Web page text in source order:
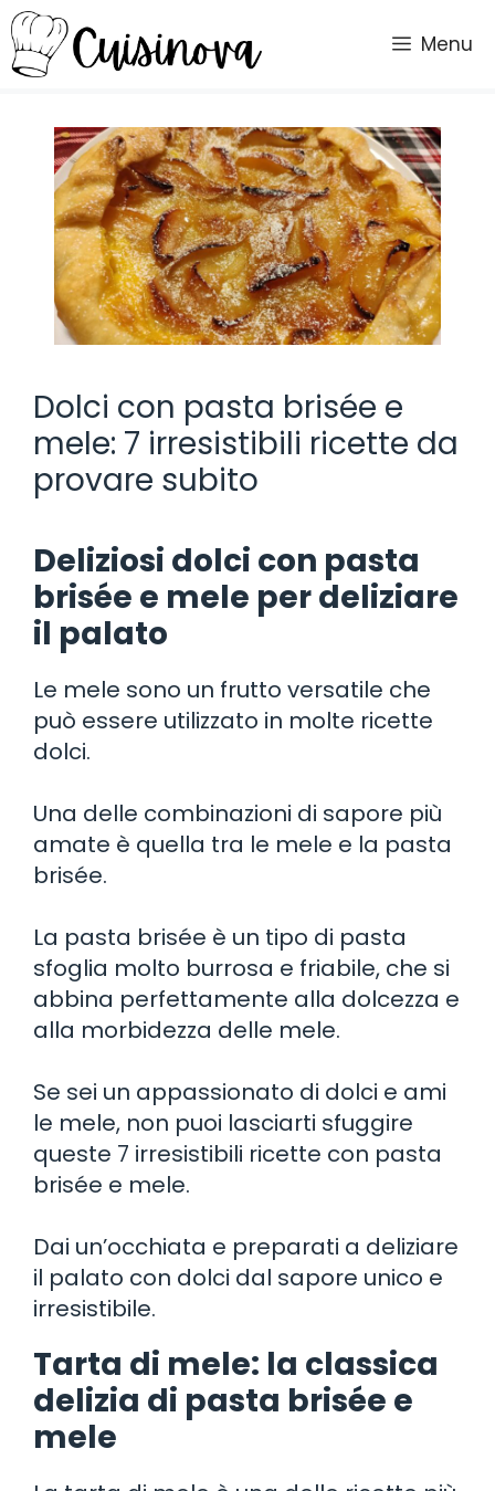
Vai
al
contenuto
Menu
Dolci con pasta brisée e
mele: 7 irresistibili ricette da
provare subito
Deliziosi dolci con pasta
brisée e mele per deliziare
il palato
Le mele sono un frutto versatile che
può essere utilizzato in molte ricette
dolci.
Una delle combinazioni di sapore più
amate è quella tra le mele e la pasta
brisée.
La pasta brisée è un tipo di pasta
sfoglia molto burrosa e friabile, che si
abbina perfettamente alla dolcezza e
alla morbidezza delle mele.
Se sei un appassionato di dolci e ami
le mele, non puoi lasciarti sfuggire
queste 7 irresistibili ricette con pasta
brisée e mele.
Dai un’occhiata e preparati a deliziare
il palato con dolci dal sapore unico e
irresistibile.
Tarta di mele: la classica
delizia di pasta brisée e
mele